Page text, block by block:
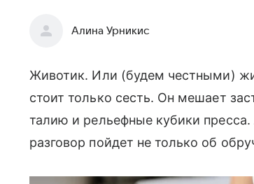
Алина Урникис
Животик. Или (будем честными)
стоит только сесть. Он мешает
талию и рельефные кубики
разговор пойдет не только об